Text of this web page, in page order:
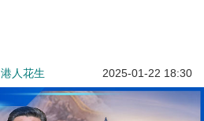
港人花生 2025-01-22 18:30